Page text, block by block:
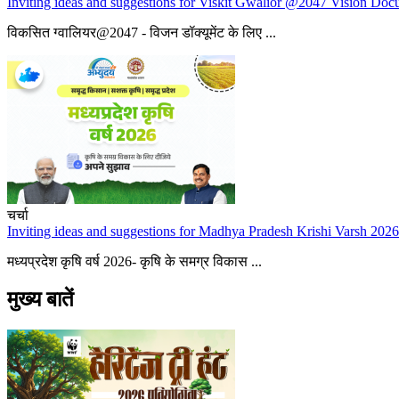
विकसित ग्वालियर@2047 - विजन डॉक्यूमेंट के लिए ...
चर्चा
Inviting ideas and suggestions for Madhya Pradesh Krishi Varsh 2026
मध्यप्रदेश कृषि वर्ष 2026- कृषि के समग्र विकास ...
मुख्य बातें